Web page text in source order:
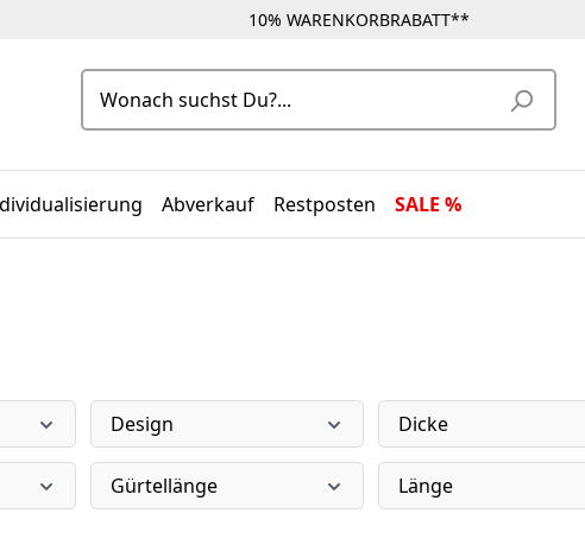
10% WARENKORBRABATT**
Abverkauf Restposten SALE %
Design Dicke
Gürtellänge Länge